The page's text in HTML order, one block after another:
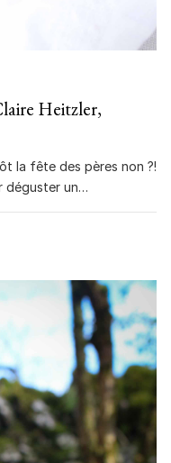
Heitzler,
la fête des pères non ?!
déguster un…